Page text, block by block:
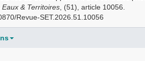
Eaux & Territoires , (51), article 10056.
Revue-SET.2026.51.10056